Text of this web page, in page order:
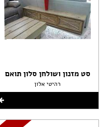
סט מזנון ושולחן סלון תואם
רהיטי אלון